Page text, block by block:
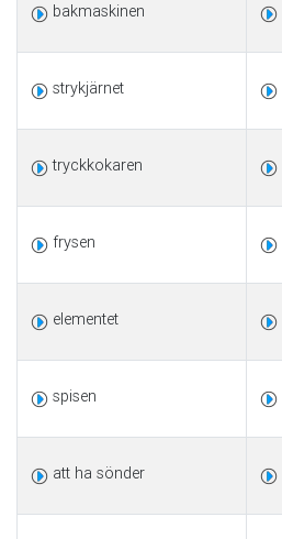
bakmaskinen
strykjärnet
tryckkokaren
frysen
elementet
spisen
att ha sönder